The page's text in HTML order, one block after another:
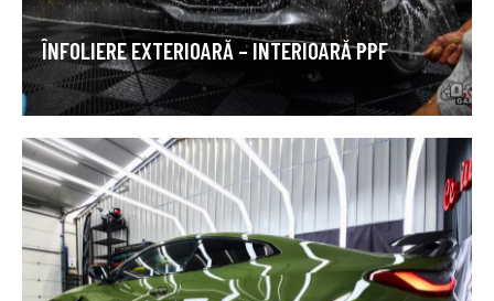
ÎNFOLIERE EXTERIOARĂ – INTERIOARĂ PPF